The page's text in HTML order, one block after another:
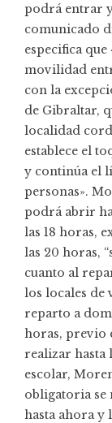
podrá entrar
comunicado
especifica
movilidad
con la
de Gibraltar,
localidad
establece el
y continúa el
personas».
podrá abrir
las 18 horas,
las 20 horas,
cuanto al
los locales de
reparto a
horas, previo
realizar hasta
escolar,
obligatoria
hasta ahora y